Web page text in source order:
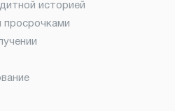
историей